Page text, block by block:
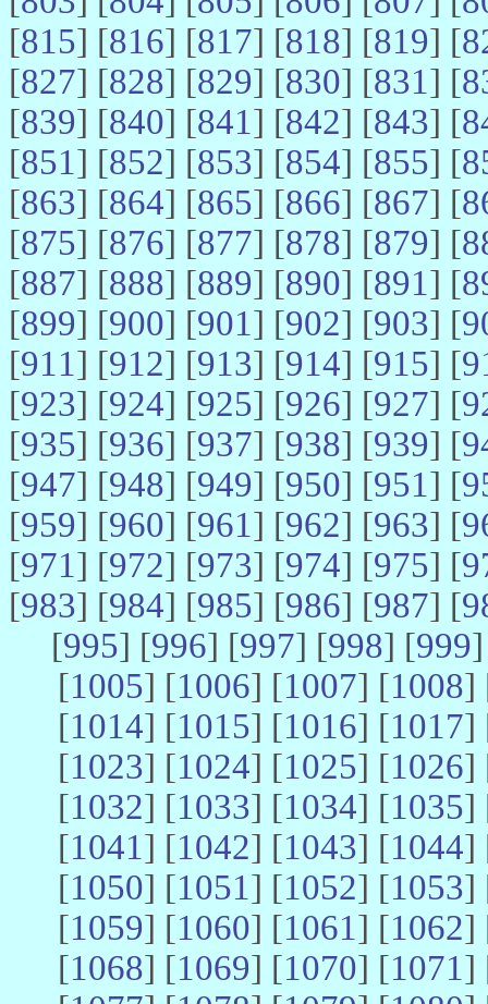
[815] [816] [817] [818] [819] [
[827] [828] [829] [830] [831] [
[839] [840] [841] [842] [843] [
[851] [852] [853] [854] [855] [
[863] [864] [865] [866] [867] [
[875] [876] [877] [878] [879] [
[887] [888] [889] [890] [891] [
[899] [900] [901] [902] [903] [
[911] [912] [913] [914] [915] [
[923] [924] [925] [926] [927] [
[935] [936] [937] [938] [939] [
[947] [948] [949] [950] [951] [
[959] [960] [961] [962] [963] [
[971] [972] [973] [974] [975] [
[983] [984] [985] [986] [987] [
[995] [996] [997] [998] [999
[1005] [1006] [1007] [1008]
[1014] [1015] [1016] [1017]
[1023] [1024] [1025] [1026]
[1032] [1033] [1034] [1035]
[1041] [1042] [1043] [1044]
[1050] [1051] [1052] [1053]
[1059] [1060] [1061] [1062]
[1068] [1069] [1070] [1071]